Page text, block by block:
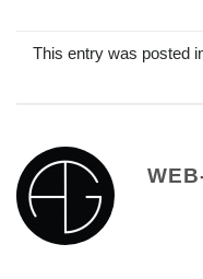
This entry was posted